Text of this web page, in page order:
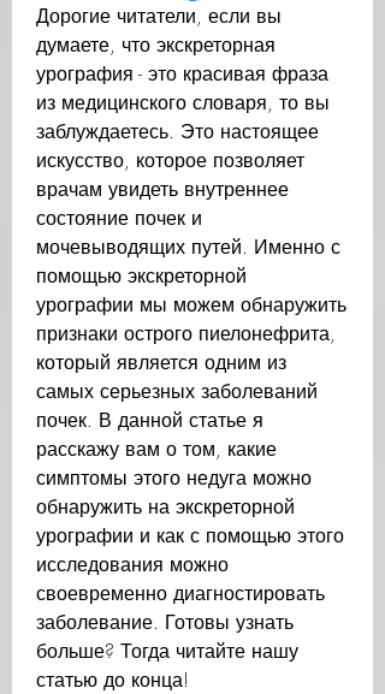
Дорогие читатели, если вы
думаете, что экскреторная
урография - это красивая фраза
из медицинского словаря, то вы
заблуждаетесь. Это настоящее
искусство, которое позволяет
врачам увидеть внутреннее
состояние почек и
мочевыводящих путей. Именно с
помощью экскреторной
урографии мы можем обнаружить
признаки острого пиелонефрита,
который является одним из
самых серьезных заболеваний
почек. В данной статье я
расскажу вам о том, какие
симптомы этого недуга можно
обнаружить на экскреторной
урографии и как с помощью этого
исследования можно
своевременно диагностировать
заболевание. Готовы узнать
больше? Тогда читайте нашу
статью до конца!